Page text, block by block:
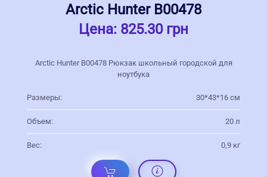
Arctic Hunter В00478
Цена: 825.30 грн
Arctic Hunter В00478 Рюкзак школьный городской для
ноутбука
Размеры: 30*43*16 см
Объем: 20 л
Вес: 0,9 кг